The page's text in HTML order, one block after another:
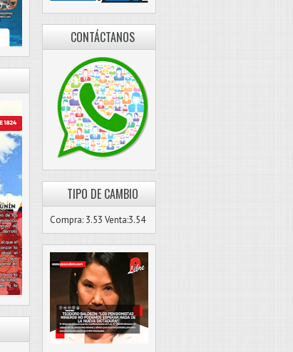
CONTÁCTANOS
TIPO DE CAMBIO
Compra: 3.53 Venta:3.54